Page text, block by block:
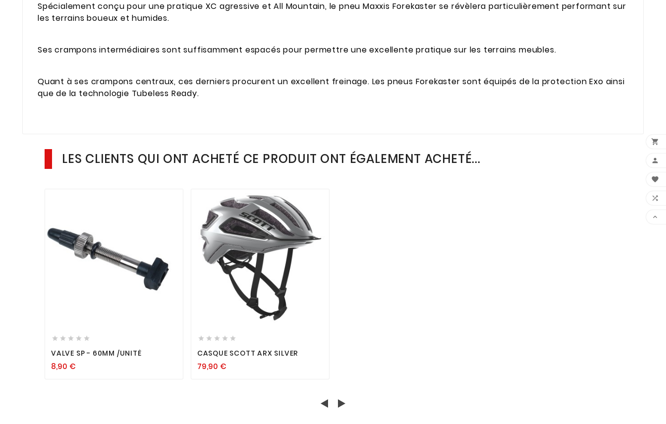
Spécialement conçu pour une pratique XC agressive et All Mountain, le pneu Maxxis Forekaster se révèlera particulièrement performant sur
les terrains boueux et humides.
Ses crampons intermédiaires sont suffisamment espacés pour permettre une excellente pratique sur les terrains meubles.
Quant à ses crampons centraux, ces derniers procurent un excellent freinage. Les pneus Forekaster sont équipés de la protection Exo ainsi
que de la technologie Tubeless Ready.
LES CLIENTS QUI ONT ACHETÉ CE PRODUIT ONT ÉGALEMENT ACHETÉ...
    
VALVE SP - 60MM /UNITÉ
8,90 €

    
CASQUE SCOTT ARX SILVER
79,90 €




